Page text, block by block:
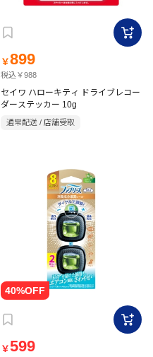
￥899
税込￥988
セイワ ハローキティ ドライブレコー
ダーステッカー 10g
通常配送 / 店舗受取
￥599